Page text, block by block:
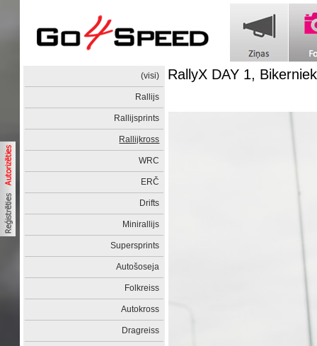
(visi)
Rallijs
Rallijsprints
Rallijkross
WRC
ERČ
Drifts
Minirallijs
Supersprints
Autošoseja
Folkreiss
Autokross
Dragreiss
RallyX DAY 1,